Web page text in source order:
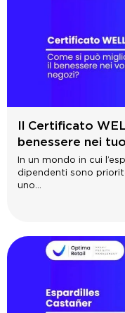
Il Certificato
benessere nei
In un mondo in cui
dipendenti sono
uno...